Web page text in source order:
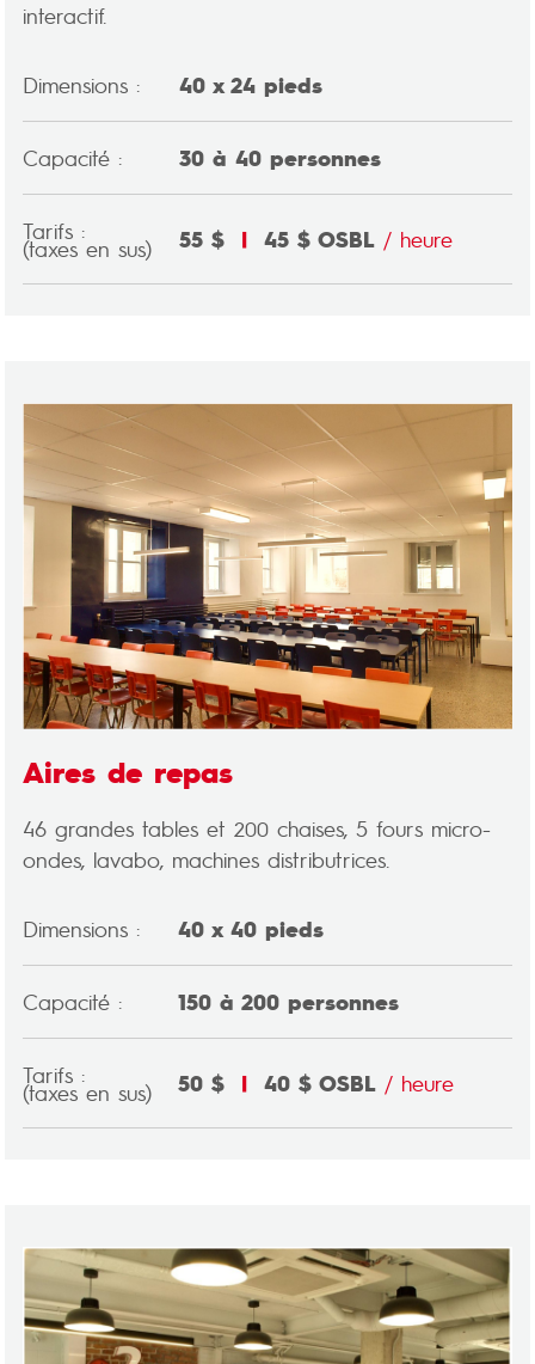
interactif.
Dimensions : 40 x 24 pieds
Capacité : 30 à 40 personnes
Tarifs :
(taxes en sus) 55 $ | 45 $ OSBL / heure
Aires de repas
46 grandes tables et 200 chaises, 5 fours micro-
ondes, lavabo, machines distributrices.
Dimensions : 40 x 40 pieds
Capacité : 150 à 200 personnes
Tarifs :
(taxes en sus) 50 $ | 40 $ OSBL / heure